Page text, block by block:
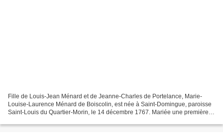
Fille de Louis-Jean Ménard et de Jeanne-Charles de Portelance, Marie-
Louise-Laurence Ménard de Boiscolin, est née à Saint-Domingue, paroisse
Saint-Louis du Quartier-Morin, le 14 décembre 1767. Mariée une première